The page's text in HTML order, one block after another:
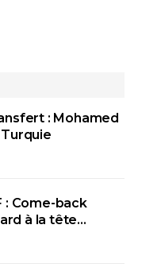
: Mohamed
: Come-back
à la tête…